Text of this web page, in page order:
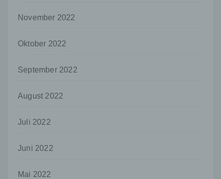
November 2022
Oktober 2022
September 2022
August 2022
Juli 2022
Juni 2022
Mai 2022
g) Verantwortlicher oder für die Verarbeitung
Verantwortlicher oder für die Verarbeitung
juristische Person, Behörde, Einrichtung
oder andere Stelle, die allein oder
und Mittel der Verarbeitung von
Verarbeitung durch das Unionsrecht oder
so kann der Verantwortliche
Unionsrecht oder dem Recht der